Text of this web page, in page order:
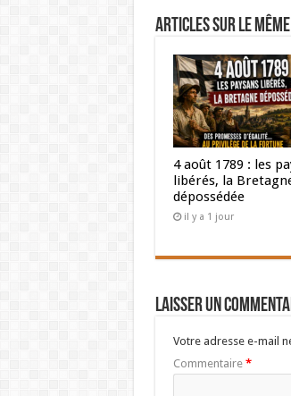
Articles sur le
4 août 1789 : les
libérés, la
dépossédée
il y a 1 jour
Laisser un
Votre adresse e-mail
Commentaire *